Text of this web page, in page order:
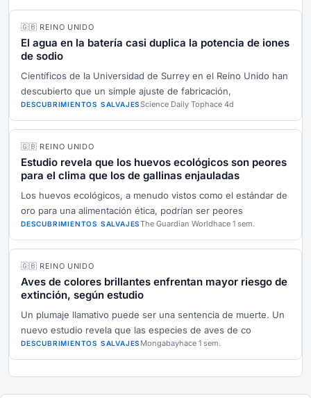
🇬🇧 REINO UNIDO
El agua en la batería casi duplica la potencia de iones
de sodio
Científicos de la Universidad de Surrey en el Reino Unido han
descubierto que un simple ajuste de fabricación,
DESCUBRIMIENTOS SALVAJESScience Daily Tophace 4d
🇬🇧 REINO UNIDO
Estudio revela que los huevos ecológicos son peores
para el clima que los de gallinas enjauladas
Los huevos ecológicos, a menudo vistos como el estándar de
oro para una alimentación ética, podrían ser peores
DESCUBRIMIENTOS SALVAJESThe Guardian Worldhace 1 sem.
🇬🇧 REINO UNIDO
Aves de colores brillantes enfrentan mayor riesgo de
extinción, según estudio
Un plumaje llamativo puede ser una sentencia de muerte. Un
nuevo estudio revela que las especies de aves de co
DESCUBRIMIENTOS SALVAJES Mongabayhace 1 sem.